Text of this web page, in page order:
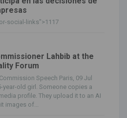
social-links">1117
Lahbib at the
Forum
Speech Paris, 09 Jul
year-old girl. Someone copies a
profile. They upload it to an AI
images of...